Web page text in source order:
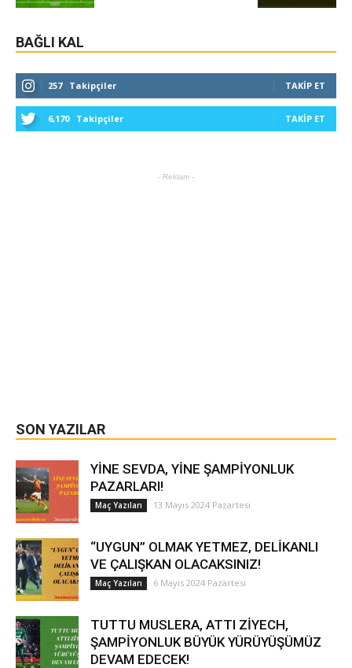
BAĞLI KAL
257 Takipçiler TAKIP ET
6,170 Takipçiler TAKIP ET
- Reklam -
SON YAZILAR
YİNE SEVDA, YİNE ŞAMPİYONLUK
PAZARLARI!
Maç Yazıları 13 Mayıs 2024 Pazartesi
“UYGUN” OLMAK YETMEZ, DELİKANLI
VE ÇALIŞKAN OLACAKSINIZ!
Maç Yazıları 6 Mayıs 2024 Pazartesi
TUTTU MUSLERA, ATTI ZİYECH,
ŞAMPİYONLUK BÜYÜK YÜRÜYÜŞÜMÜZ
DEVAM EDECEK!